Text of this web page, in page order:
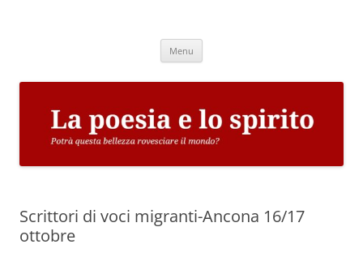
Menu
Scrittori di voci migranti-Ancona 16/17
ottobre